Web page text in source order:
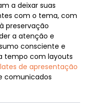
a deixar suas
com o tema, com
preservação
a atenção e
consciente e
tempo com layouts
de apresentação
comunicados